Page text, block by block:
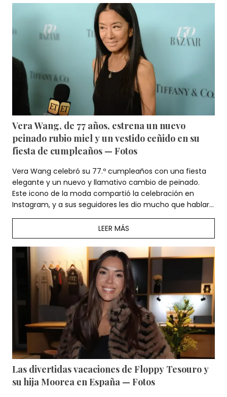
Vera Wang, de 77 años, estrena un nuevo
peinado rubio miel y un vestido ceñido en su
fiesta de cumpleaños — Fotos
Vera Wang celebró su 77.º cumpleaños con una fiesta
elegante y un nuevo y llamativo cambio de peinado.
Este icono de la moda compartió la celebración en
Instagram, y a sus seguidores les dio mucho que hablar
LEER MÁS
Las divertidas vacaciones de Floppy Tesouro y
su hija Moorea en España — Fotos